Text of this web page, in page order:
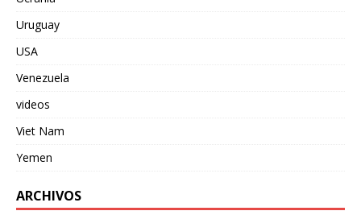
Uruguay
USA
Venezuela
videos
Viet Nam
Yemen
ARCHIVOS